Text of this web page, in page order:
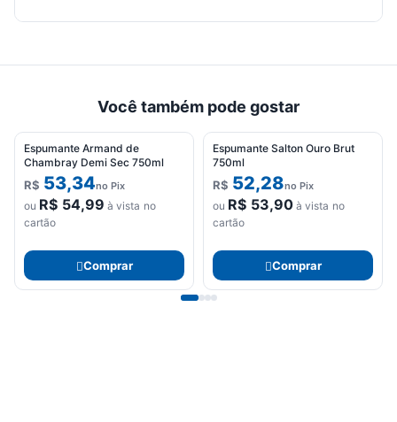
Você também pode gostar
Espumante Armand de
Chambray Demi Sec 750ml
R$ 53,34no Pix
ou R$ 54,99 à vista no
cartão
Comprar
Espumante Salton Ouro Brut
750ml
R$ 52,28no Pix
ou R$ 53,90à vista no
cartão
Comprar